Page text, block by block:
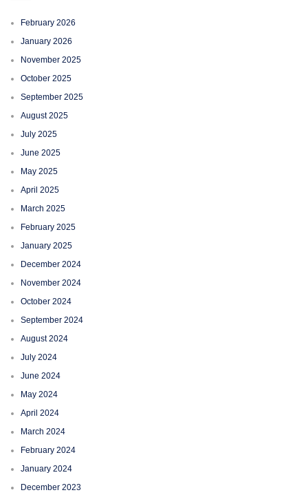
February 2026
January 2026
November 2025
October 2025
September 2025
August 2025
July 2025
June 2025
May 2025
April 2025
March 2025
February 2025
January 2025
December 2024
November 2024
October 2024
September 2024
August 2024
July 2024
June 2024
May 2024
April 2024
March 2024
February 2024
January 2024
December 2023